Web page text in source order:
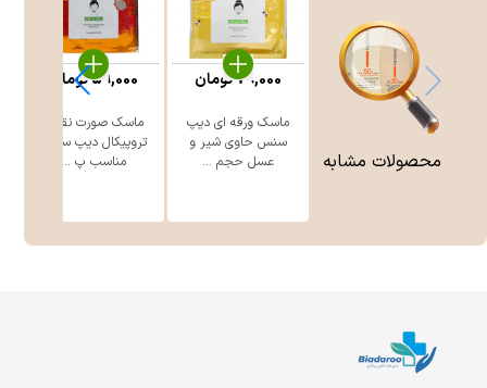
محصولات مشابه
ماسک ورقه ای دیپ
سنس حاوی شیر و
عسل حجم ...
79,000تومان
ماسک صورت نقابی
تروپیکال دیپ سنس
مناسب پ ...
59,000تومان